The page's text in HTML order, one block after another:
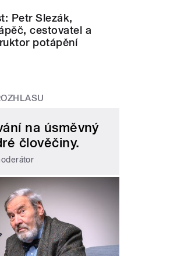
Petr Slezák,
cestovatel a
potápění
na úsměvný
člověčiny.